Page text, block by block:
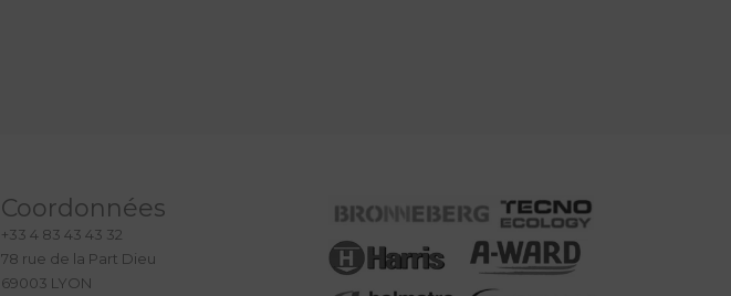
Coordonnées
+33 4 83 43 43 32
78 rue de la Part Dieu
69003 LYON